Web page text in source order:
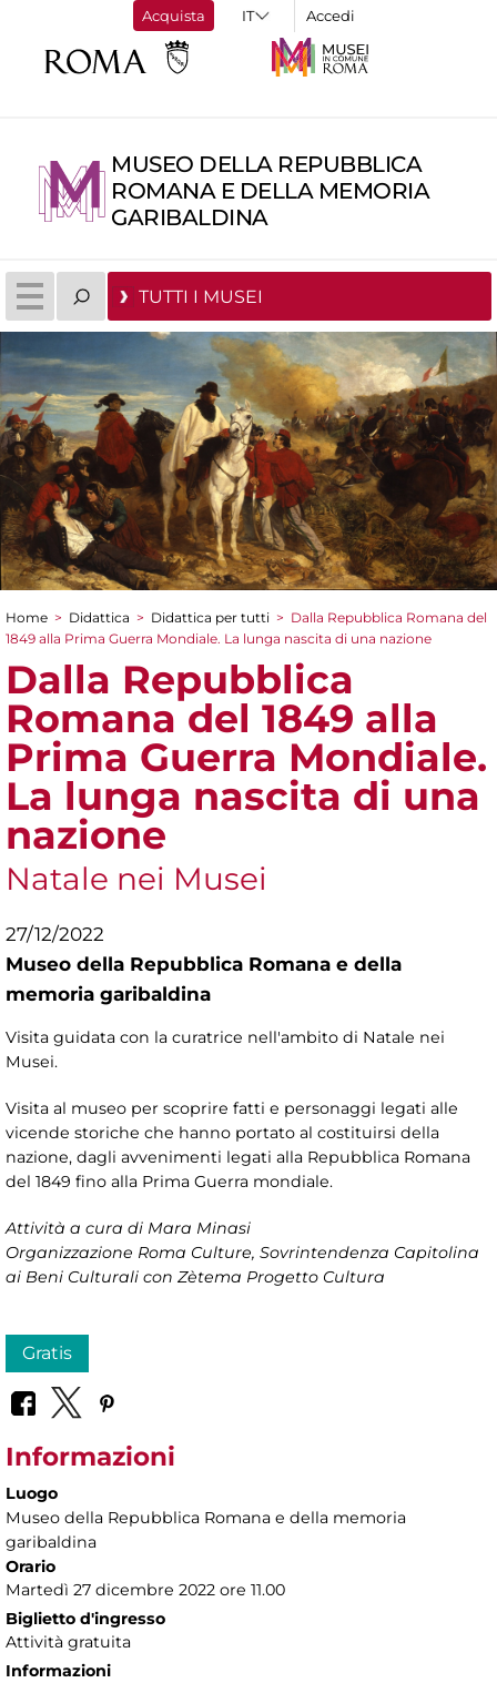
Acquista Accedi
MUSEO DELLA REPUBBLICA
ROMANA E DELLA MEMORIA
GARIBALDINA
TUTTI I MUSEI
Tu sei qui
Home > Didattica > Didattica per tutti > Dalla Repubblica Romana del
1849 alla Prima Guerra Mondiale. La lunga nascita di una nazione
Dalla Repubblica
Romana del 1849 alla
Prima Guerra Mondiale.
La lunga nascita di una
nazione
Natale nei Musei
27/12/2022
Museo della Repubblica Romana e della
memoria garibaldina
Visita guidata con la curatrice nell'ambito di Natale nei
Musei.
Visita al museo per scoprire fatti e personaggi legati alle
vicende storiche che hanno portato al costituirsi della
nazione, dagli avvenimenti legati alla Repubblica Romana
del 1849 fino alla Prima Guerra mondiale.
Attività a cura di Mara Minasi
Organizzazione Roma Culture, Sovrintendenza Capitolina
ai Beni Culturali con Zètema Progetto Cultura
Gratis
Informazioni
Luogo
Museo della Repubblica Romana e della memoria
garibaldina
Orario
Martedì 27 dicembre 2022 ore 11.00
Biglietto d'ingresso
Attività gratuita
Informazioni